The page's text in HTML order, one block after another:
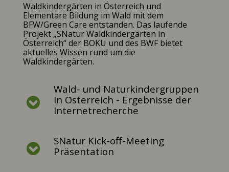
Waldkindergärten in Österreich und
Elementare Bildung im Wald mit dem
BFW/Green Care entstanden. Das laufende
Projekt „SNatur Waldkindergärten in
Österreich“ der BOKU und des BWF bietet
aktuelles Wissen rund um die
Waldkindergärten.
Wald- und Naturkindergruppen
in Österreich - Ergebnisse der
Internetrecherche
SNatur Kick-off-Meeting
Präsentation